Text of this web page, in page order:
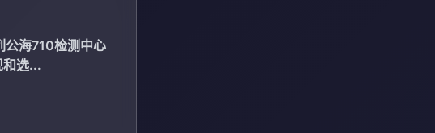
公海710检测中心
和选...